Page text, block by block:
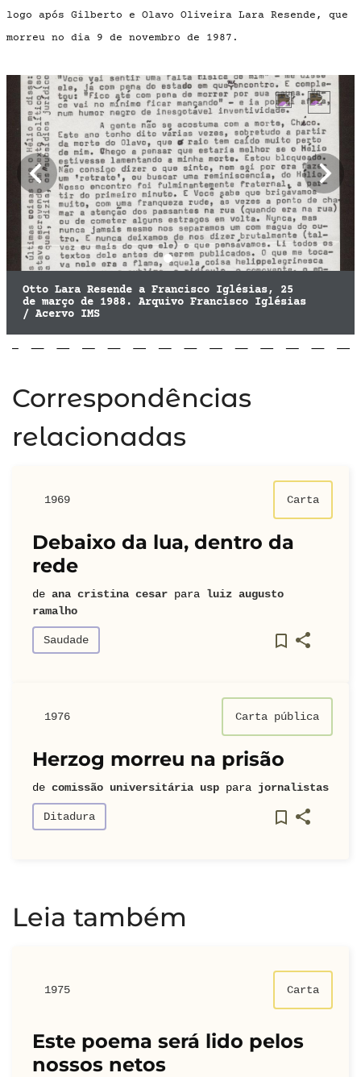
logo após Gilberto e Olavo Oliveira Lara Resende, que
morreu no dia 9 de novembro de 1987.
Otto Lara Resende a Francisco Iglésias, 25
de março de 1988. Arquivo Francisco Iglésias
/ Acervo IMS
Correspondências
relacionadas
1969 Carta
Debaixo da lua, dentro da
rede
de ana cristina cesar para luiz augusto
ramalho
Saudade
1976 Carta pública
Herzog morreu na prisão
de comissão universitária usp para jornalistas
Ditadura
Leia também
1975 Carta
Este poema será lido pelos
nossos netos